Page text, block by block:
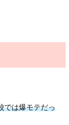
では爆モテだっ